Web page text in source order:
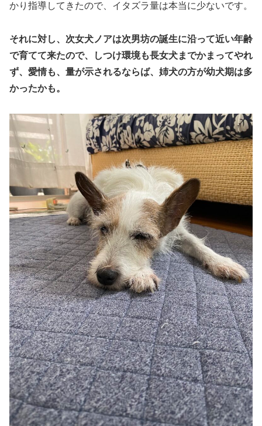
かり指導してきたので、イタズラ量は本当に少ないです。
それに対し、次女犬ノアは次男坊の誕生に沿って近い年齢
で育てて来たので、しつけ環境も長女犬までかまってやれ
ず、愛情も、量が示されるならば、姉犬の方が幼犬期は多
かったかも。